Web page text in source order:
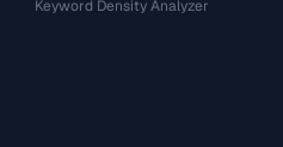
Keyword Density Analyzer